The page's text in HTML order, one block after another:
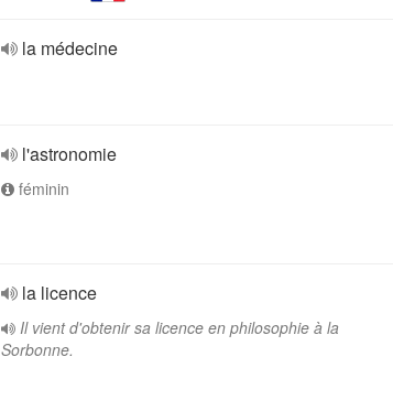
la médecine
l'astronomie
féminin
la licence
Il vient d'obtenir sa licence en philosophie à la
Sorbonne.